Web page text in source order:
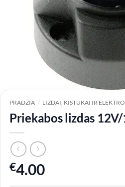
PRADŽIA / LIZDAI, KIŠTUKAI IR
Priekabos lizdas
€4.00